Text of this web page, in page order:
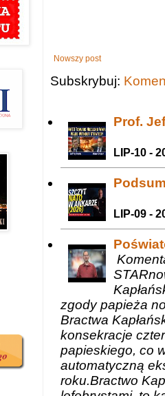
Nowszy post
Subskrybuj:
Prof.
LIP-10 -
LIP-09 -
zgody papieża
Bractwa
konsekracje
papieskiego, co
automatyczną
roku.Bractwo